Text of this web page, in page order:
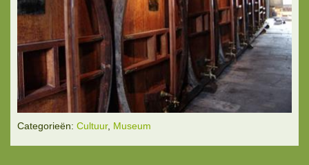
Categorieën: Cultuur, Museum